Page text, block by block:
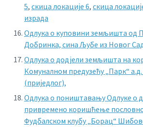
5, скица локације 6, скица
израда
Одлука о куповини земљишта од
Добринка, сина Љубе из Новог
Одлука о додјели земљишта на
Комуналном предузећу „Парк“
(приједлог),
Одлука о поништавању Одлуке о
привремено коришћење
Фудбалском клубу „Борац“